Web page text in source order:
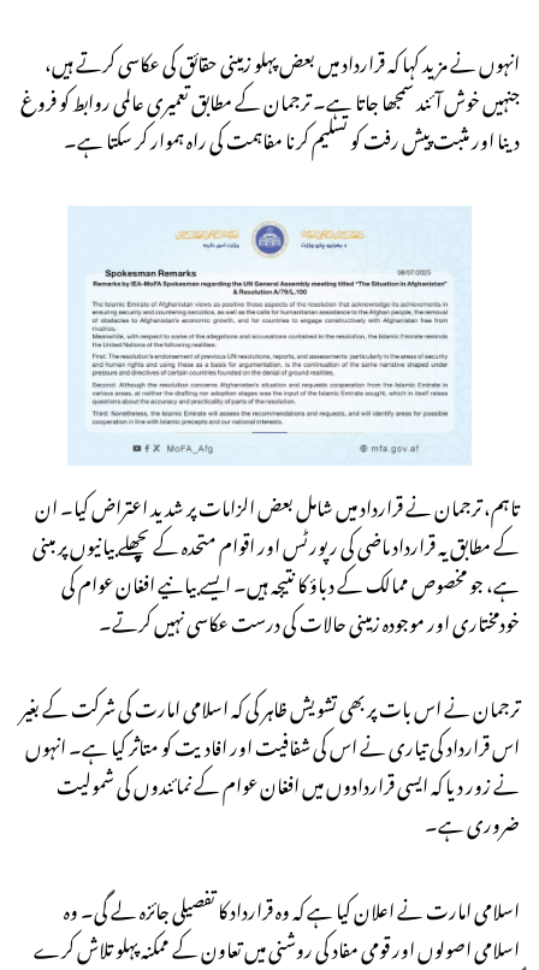
انہوں نے مزید کہا کہ قرارداد میں بعض پہلو زمینی حقائق کی عکاسی کرتے ہیں،
جنہیں خوش آئند سمجھا جاتا ہے۔ ترجمان کے مطابق تعمیری عالمی روابط کو فروغ
دینا اور مثبت پیش رفت کو تسلیم کرنا مفاہمت کی راہ ہموار کر سکتا ہے۔
تاہم، ترجمان نے قرارداد میں شامل بعض الزامات پر شدید اعتراض کیا۔ ان
کے مطابق یہ قرارداد ماضی کی رپورٹس اور اقوام متحدہ کے پچھلے بیانیوں پر مبنی
ہے، جو مخصوص ممالک کے دباؤ کا نتیجہ ہیں۔ ایسے بیانیے افغان عوام کی
خودمختاری اور موجودہ زمینی حالات کی درست عکاسی نہیں کرتے۔
ترجمان نے اس بات پر بھی تشویش ظاہر کی کہ اسلامی امارت کی شرکت کے بغیر
اس قرارداد کی تیاری نے اس کی شفافیت اور افادیت کو متاثر کیا ہے۔ انہوں
نے زور دیا کہ ایسی قراردادوں میں افغان عوام کے نمائندوں کی شمولیت
ضروری ہے۔
اسلامی امارت نے اعلان کیا ہے کہ وہ قرارداد کا تفصیلی جائزہ لے گی۔ وہ
اسلامی اصولوں اور قومی مفاد کی روشنی میں تعاون کے ممکنہ پہلو تلاش کرے